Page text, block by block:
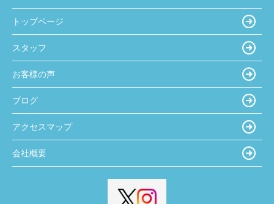
トップページ
スタッフ
お客様の声
ブログ
アクセスマップ
会社概要